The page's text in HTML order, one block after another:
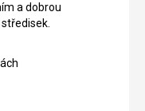
a dobrou